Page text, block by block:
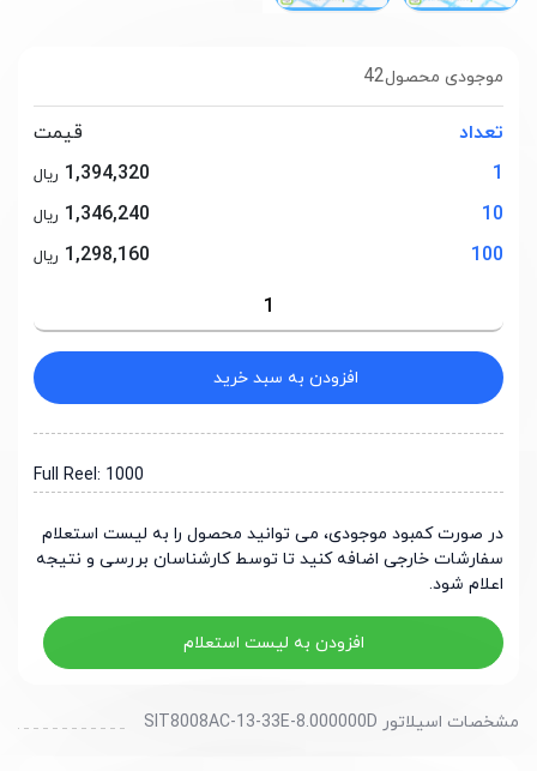
42موجودی محصول
تعداد
قیمت
1
1,394,320 ریال
10
1,346,240 ریال
100
1,298,160 ریال
افزودن به سبد خرید
Full Reel: 1000
در صورت کمبود موجودی، می توانید محصول را به لیست استعلام
سفارشات خارجی اضافه کنید تا توسط کارشناسان بررسی و نتیجه
اعلام شود.
افزودن به لیست استعلام
مشخصات اسیلاتور SIT8008AC-13-33E-8.000000D